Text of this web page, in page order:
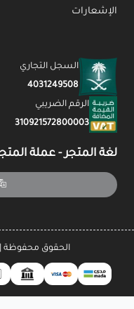
الإشعارات
السجل التجاري
4031249508
الرقم الضريبي
310921572800003
لغة المتجر - عملة
الحقوق محفوظة |